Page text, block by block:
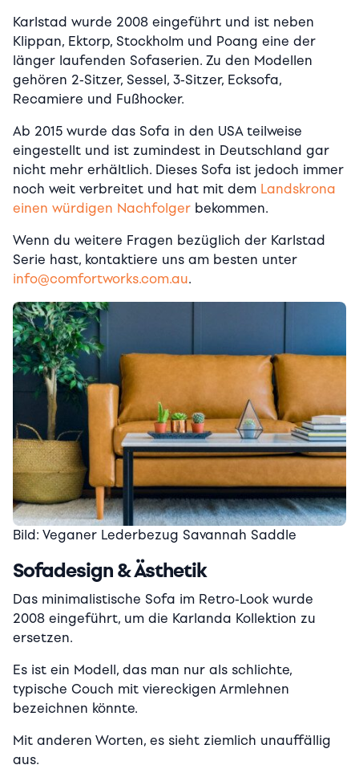
Karlstad wurde 2008 eingeführt und ist neben
Klippan, Ektorp, Stockholm und Poang eine der
länger laufenden Sofaserien. Zu den Modellen
gehören 2-Sitzer, Sessel, 3-Sitzer, Ecksofa,
Recamiere und Fußhocker.
Ab 2015 wurde das Sofa in den USA teilweise
eingestellt und ist zumindest in Deutschland gar
nicht mehr erhältlich. Dieses Sofa ist jedoch immer
noch weit verbreitet und hat mit dem Landskrona
einen würdigen Nachfolger bekommen.
Wenn du weitere Fragen bezüglich der Karlstad
Serie hast, kontaktiere uns am besten unter
info@comfortworks.com.au.
Bild: Veganer Lederbezug Savannah Saddle
Sofadesign & Ästhetik
Das minimalistische Sofa im Retro-Look wurde
2008 eingeführt, um die Karlanda Kollektion zu
ersetzen.
Es ist ein Modell, das man nur als schlichte,
typische Couch mit viereckigen Armlehnen
bezeichnen könnte.
Mit anderen Worten, es sieht ziemlich unauffällig
aus.